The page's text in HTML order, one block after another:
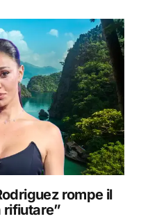
rompe il
rifiutare”